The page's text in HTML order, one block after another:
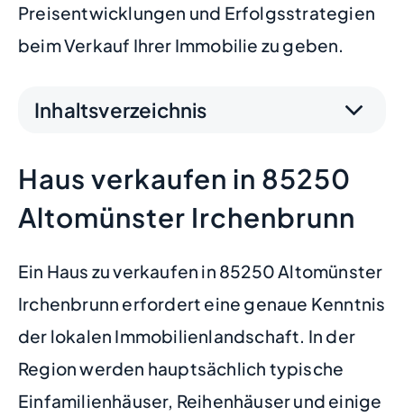
Preisentwicklungen und Erfolgsstrategien
beim Verkauf Ihrer Immobilie zu geben.
Inhaltsverzeichnis
Haus verkaufen in 85250
Altomünster Irchenbrunn
Ein Haus zu verkaufen in 85250 Altomünster
Irchenbrunn erfordert eine genaue Kenntnis
der lokalen Immobilienlandschaft. In der
Region werden hauptsächlich typische
Einfamilienhäuser, Reihenhäuser und einige